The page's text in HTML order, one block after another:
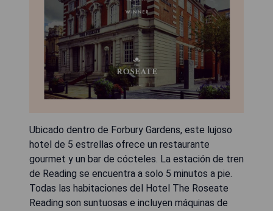
Ubicado dentro de Forbury Gardens, este lujoso
hotel de 5 estrellas ofrece un restaurante
gourmet y un bar de cócteles. La estación de tren
de Reading se encuentra a solo 5 minutos a pie.
Todas las habitaciones del Hotel The Roseate
Reading son suntuosas e incluyen máquinas de